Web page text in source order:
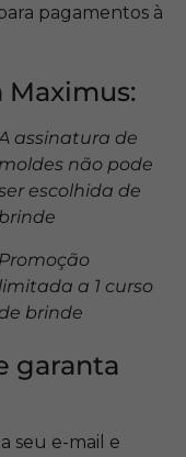
pagamentos à
Maximus:
assinatura de
moldes não pode
escolhida de
brinde
Promoção
limitada a 1 curso
brinde
garanta
seu e-mail e